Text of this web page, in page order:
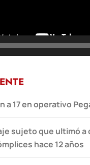
a 17 en operativo
sujeto que ultimó a
hace 12 años